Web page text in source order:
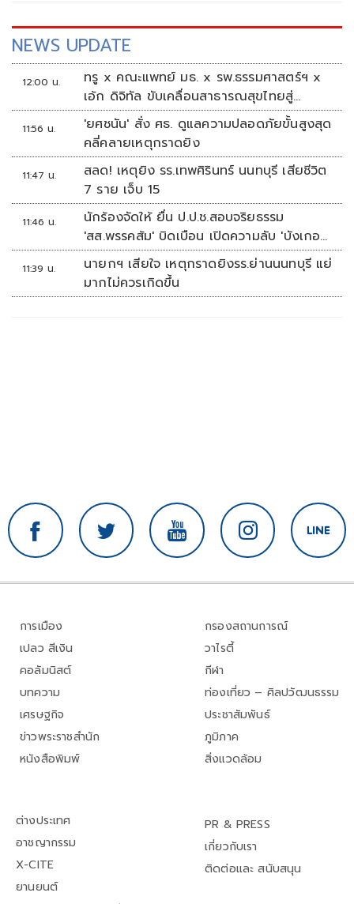
NEWS UPDATE
12:00 น.
ทรู x คณะแพทย์ มธ. x รพ.ธรรมศาสตร์ฯ x
เอ้ก ดิจิทัล ขับเคลื่อนสาธารณสุขไทยสู่
Healthcare AI
11:56 น.
'ยศชนัน' สั่ง ศธ. ดูแลความปลอดภัยขั้นสูงสุด
คลี่คลายเหตุกราดยิง
11:47 น.
สลด! เหตุยิง รร.เทพศิรินทร์ นนทบุรี เสียชีวิต
7 ราย เจ็บ 15
11:46 น.
นักร้องจัดให้ ยื่น ป.ป.ช.สอบจริยธรรม
'สส.พรรคส้ม' บิดเบือน เปิดความลับ 'บังเกอร์
ทหาร'
11:39 น.
นายกฯ เสียใจ เหตุกราดยิงรร.ย่านนนทบุรี แย่
มากไม่ควรเกิดขึ้น
การเมือง
เปลว สีเงิน
คอลัมนิสต์
บทความ
เศรษฐกิจ
ข่าวพระราชสำนัก
หนังสือพิมพ์
กรองสถานการณ์
วาไรตี้
กีฬา
ท่องเที่ยว – ศิลปวัฒนธรรม
ประชาสัมพันธ์
ภูมิภาค
สิ่งแวดล้อม
ต่างประเทศ
อาชญากรรม
X-CITE
ยานยนต์
PR & PRESS
เกี่ยวกับเรา
ติดต่อและ สนับสนุน